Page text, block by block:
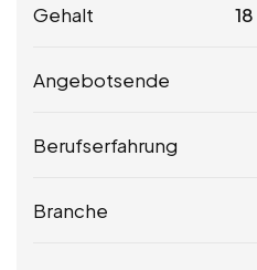
Gehalt 18
Angebotsende
Berufserfahrung
Branche